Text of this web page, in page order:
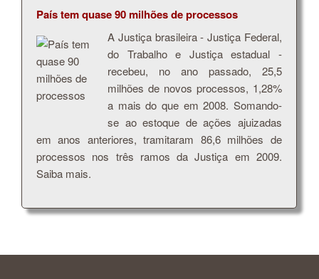
País tem quase 90 milhões de processos
A Justiça brasileira - Justiça Federal,
do Trabalho e Justiça estadual -
recebeu, no ano passado, 25,5
milhões de novos processos, 1,28%
a mais do que em 2008. Somando-
se ao estoque de ações ajuizadas
em anos anteriores, tramitaram 86,6 milhões de
processos nos três ramos da Justiça em 2009.
Saiba mais.